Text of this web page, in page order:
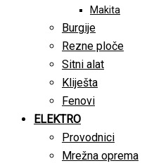
Makita
Burgije
Rezne ploče
Sitni alat
Kliješta
Fenovi
ELEKTRO
Provodnici
Mrežna oprema